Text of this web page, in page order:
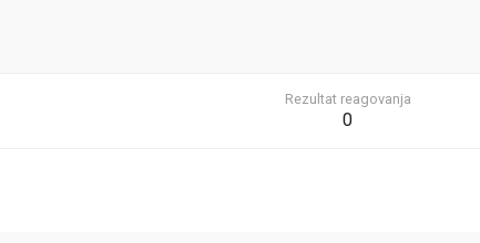
Rezultat reagovanja
0